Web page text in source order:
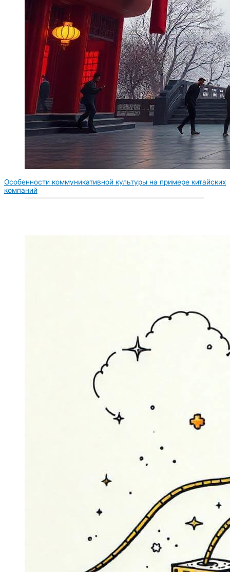
Особенности коммуникативной культуры на примере китайских
компаний